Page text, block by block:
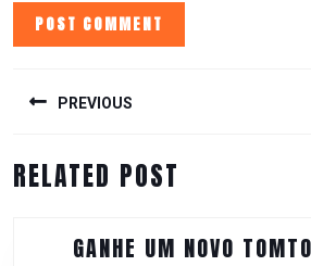
NAVIGATION
PREVIOUS
post:
RELATED POST
GANHE UM NOVO